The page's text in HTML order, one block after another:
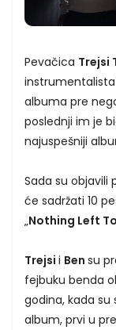
Pevačica Trejsi
instrumentalista
albuma pre
poslednji im je
najuspešniji
Sada su objavili
će sadržati 10
„Nothing Left
Trejsi i Ben su
fejbuku benda
godina, kada su
album, prvi u